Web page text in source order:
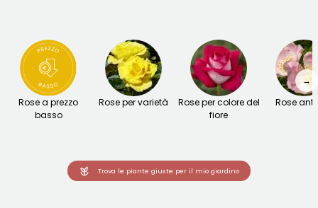
Rose a prezzo
basso
Rose per varietà
Rose per colore del
fiore
Rose
→
Trova le piante giuste per il mio giardino